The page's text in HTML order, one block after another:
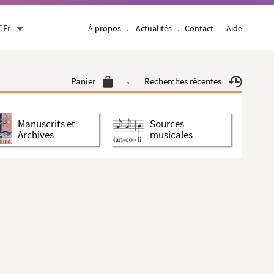
À propos Actualités Contact Aide
Panier Recherches récentes
Manuscrits et
Archives
Sources
musicales